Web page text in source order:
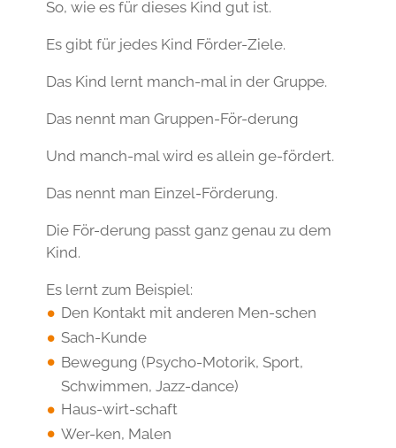
So, wie es für dieses Kind gut ist.
Es gibt für jedes Kind Förder-Ziele.
Das Kind lernt manch-mal in der Gruppe.
Das nennt man Gruppen-För-derung
Und manch-mal wird es allein ge-fördert.
Das nennt man Einzel-Förderung.
Die För-derung passt ganz genau zu dem
Kind.
Es lernt zum Beispiel:
Den Kontakt mit anderen Men-schen
Sach-Kunde
Bewegung (Psycho-Motorik, Sport,
Schwimmen, Jazz-dance)
Haus-wirt-schaft
Wer-ken, Malen